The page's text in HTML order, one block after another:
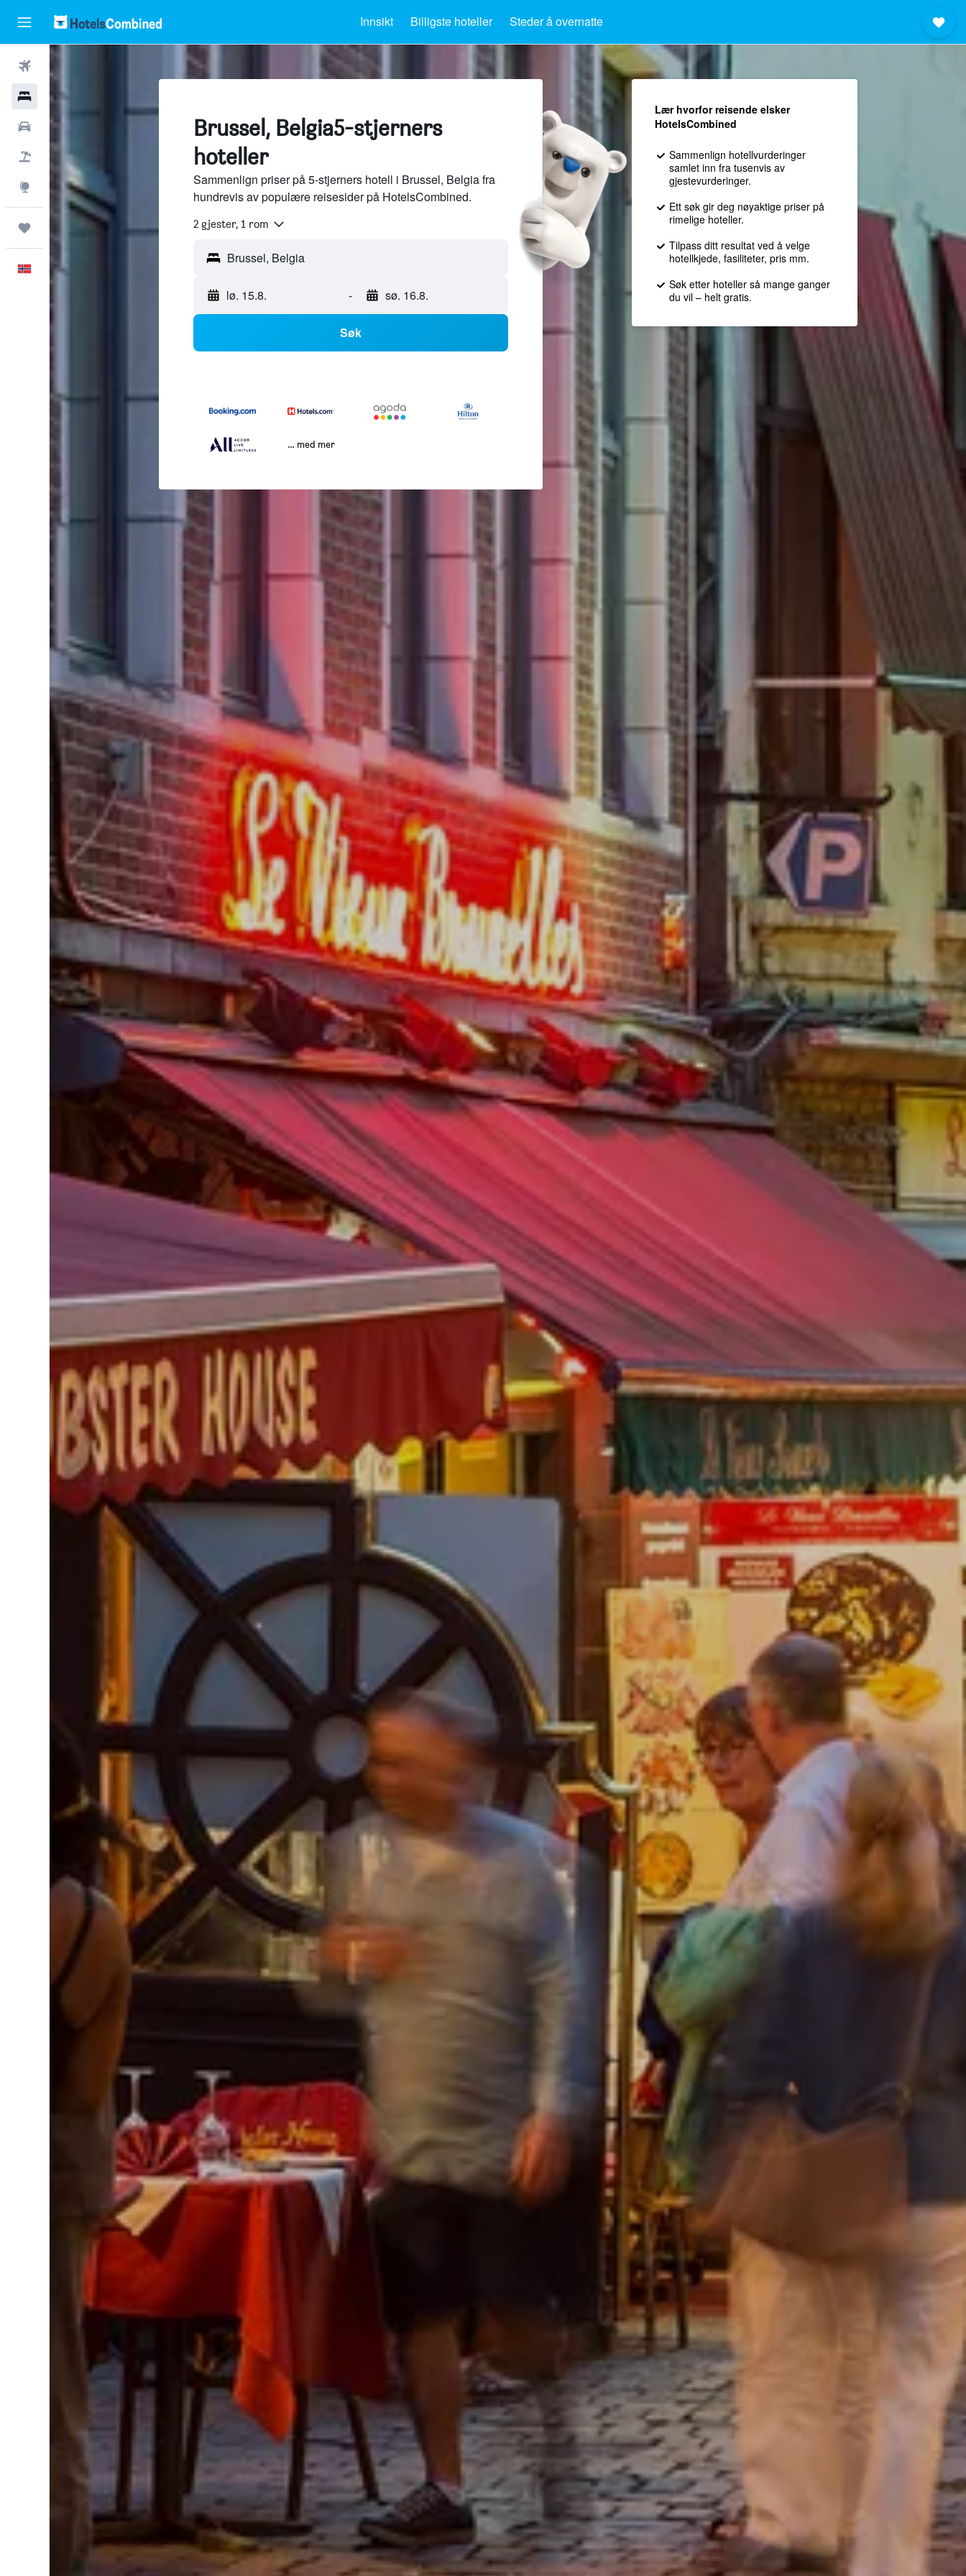
Innsikt Billigste hoteller Steder å overnatte
Hoteller
Leiebiler
Pakkereiser
Utforsk
Norsk
Brussel, Belgia5-stjerners
hoteller
Sammenlign priser på 5-stjerners hotell i Brussel, Belgia fra
hundrevis av populære reisesider på HotelsCombined.
2 gjester, 1 rom
lø. 15.8. - sø. 16.8.
Søk
… med mer
Lær hvorfor reisende elsker
HotelsCombined
Sammenlign hotellvurderinger
samlet inn fra tusenvis av
gjestevurderinger.
Ett søk gir deg nøyaktige priser på
rimelige hoteller.
Tilpass ditt resultat ved å velge
hotellkjede, fasiliteter, pris mm.
Søk etter hoteller så mange ganger
du vil – helt gratis.